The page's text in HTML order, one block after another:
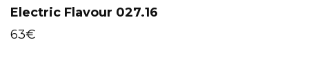
Electric Flavour 027.16
63€